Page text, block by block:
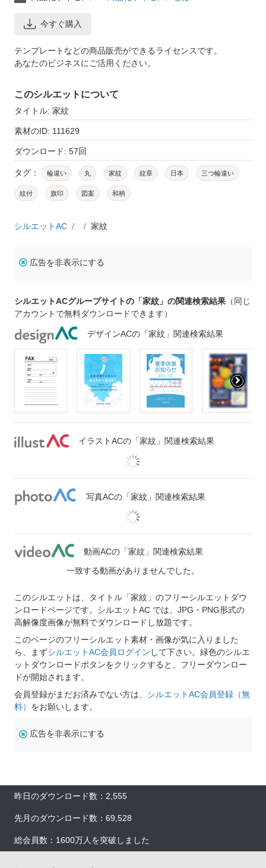
今すぐ購入
テンプレートなどの商品販売ができるライセンスです。
あなたのビジネスにご活用ください。
このシルエットについて
タイトル: 家紋
素材のID: 111629
ダウンロード: 57回
タグ： 輪違い 丸 家紋 紋章 日本 三つ輪違い
紋付 旗印 図案 和柄
シルエットAC 家紋
広告を非表示にする
シルエットACグループサイトの「家紋」の関連検索結果 （同じ
アカウントで無料ダウンロードできます）
デザインACの「家紋」関連検索結果
イラストACの「家紋」関連検索結果
写真ACの「家紋」関連検索結果
動画ACの「家紋」関連検索結果
一致する動画がありませんでした。
このシルエットは、タイトル「家紋」のフリーシルエットダウ
ンロードページです。シルエットAC では、JPG・PNG形式の
高解像度画像が無料でダウンロードし放題です。
このページのフリーシルエット素材・画像が気に入りました
ら、まずシルエットAC会員ログイン して下さい。緑色のシルエ
ットダウンロードボタンをクリックすると、フリーダウンロー
ドが開始されます。
会員登録がまだお済みでない方は、 シルエットAC会員登録（無
料） をお願いします。
広告を非表示にする
昨日のダウンロード数：2,555
先月のダウンロード数：69,528
総会員数：1600万人を突破しました